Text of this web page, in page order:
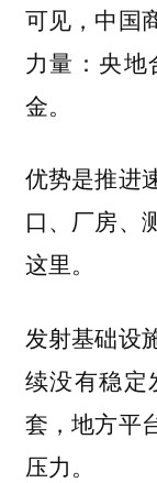
可见，中国
力量： 央地
金。
优势是推进
口、厂房、
这里。
发射基础设
续没有稳定
套，地方平
压力。